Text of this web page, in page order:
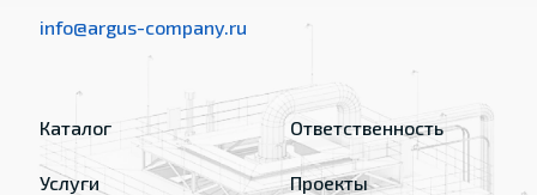
info@argus-company.ru
Каталог
Услуги
Ответственность
Проекты